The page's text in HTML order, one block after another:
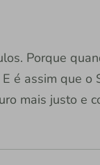
Porque
é assim que o
mais justo e